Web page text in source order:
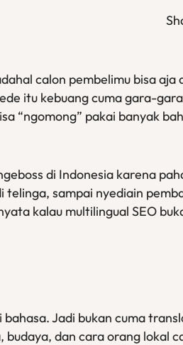
calon pembelimu bisa aja
itu kebuang cuma gara-
“ngomong” pakai banyak
di Indonesia karena
telinga, sampai nyediain
kalau multilingual SEO
Jadi bukan cuma
budaya, dan cara orang lokal